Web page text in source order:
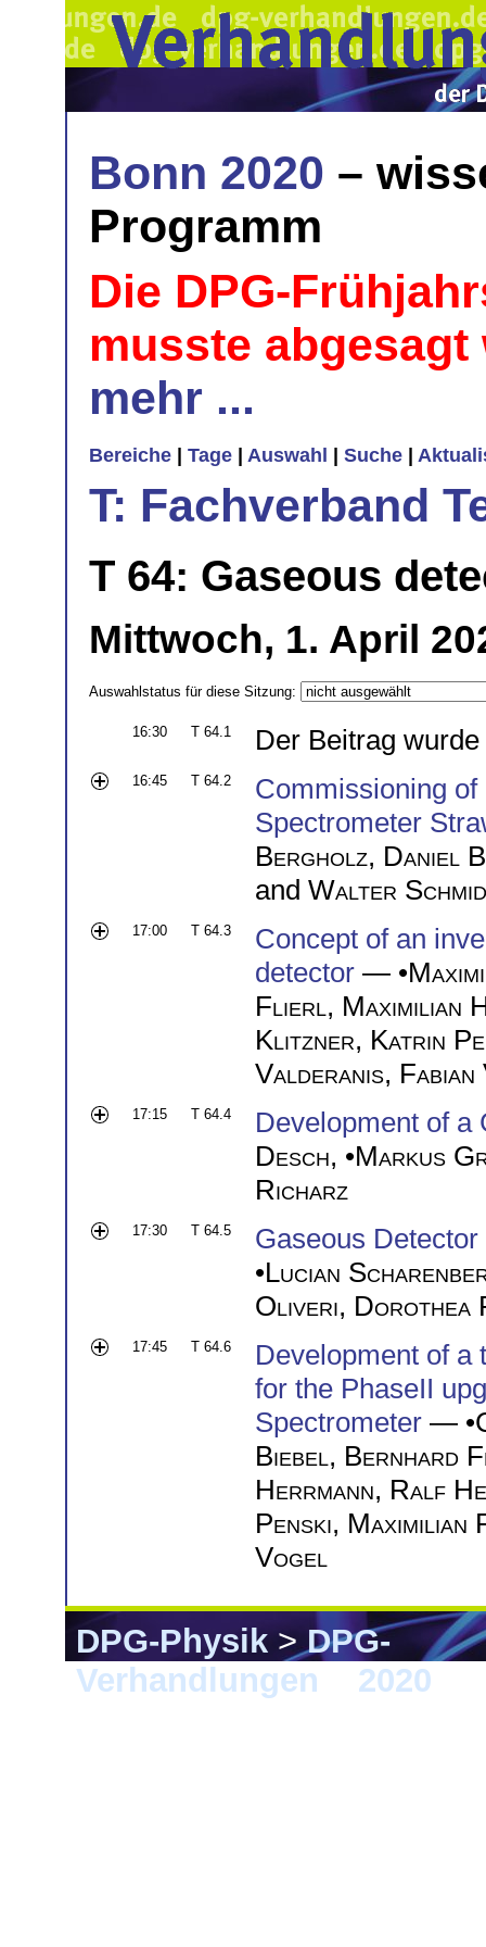
Bonn 2020 –
Programm
Die DPG-
musste
mehr ...
Bereiche | Tage | Auswahl | Suche |
T: Fachverband
T 64: Gaseous
Mittwoch, 1. April
Auswahlstatus für diese Sitzung:
16:30 T 64.1 Der Beitrag
16:45 T 64.2
Commissioning
Spectrometer
Bergholz, Daniel
and Walter
17:00 T 64.3
Concept of an
detector — •
Flierl, Maximilian
Klitzner, Katrin
Valderanis,
17:15 T 64.4
Development of a
Desch, •Markus
Richarz
17:30 T 64.5
Gaseous
•Lucian
Oliveri, Dorothea
17:45 T 64.6
Development of a
for the PhaseII
Spectrometer — •
Biebel, Bernhard
Herrmann, Ralf
Penski, Maximilian
Vogel
DPG-Physik>DPG-
Verhandlungen
2020